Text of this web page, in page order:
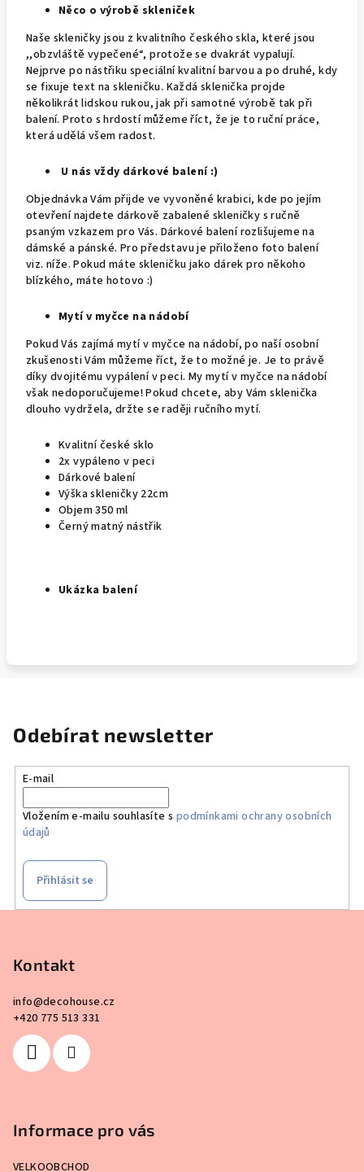
Něco o výrobě skleniček
Naše skleničky jsou z kvalitního českého skla, které jsou
,,obzvláště vypečené“, protože se dvakrát vypalují.
Nejprve po nástřiku speciální kvalitní barvou a po druhé, kdy
se fixuje text na skleničku. Každá sklenička projde
několikrát lidskou rukou, jak při samotné výrobě tak při
balení. Proto s hrdostí můžeme říct, že je to ruční práce,
která udělá všem radost.
U nás vždy dárkové balení :)
Objednávka Vám přijde ve vyvoněné krabici, kde po jejím
otevření najdete dárkově zabalené skleničky s ručně
psaným vzkazem pro Vás. Dárkové balení rozlišujeme na
dámské a pánské. Pro představu je přiloženo foto balení
viz. níže. Pokud máte skleničku jako dárek pro někoho
blízkého, máte hotovo :)
Mytí v myčce na nádobí
Pokud Vás zajímá mytí v myčce na nádobí, po naší osobní
zkušenosti Vám můžeme říct, že to možné je. Je to právě
díky dvojitému vypálení v peci. My mytí v myčce na nádobí
však nedoporučujeme! Pokud chcete, aby Vám sklenička
dlouho vydržela, držte se raději ručního mytí.
Kvalitní české sklo
2x vypáleno v peci
Dárkové balení
Výška skleničky 22cm
Objem 350 ml
Černý matný nástřik
Ukázka balení
Odebírat newsletter
E-mail
Vložením e-mailu souhlasíte s podmínkami ochrany osobních
údajů
Přihlásit se
Kontakt
info@decohouse.cz
+420 775 513 331
Informace pro vás
VELKOOBCHOD